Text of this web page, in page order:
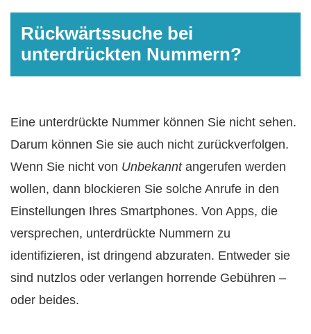
Rückwärtssuche bei
unterdrückten Nummern?
Eine unterdrückte Nummer können Sie nicht sehen.
Darum können Sie sie auch nicht zurückverfolgen.
Wenn Sie nicht von Unbekanntangerufen werden
wollen, dann blockieren Sie solche Anrufe in den
Einstellungen Ihres Smartphones. Von Apps, die
versprechen, unterdrückte Nummern zu
identifizieren, ist dringend abzuraten. Entweder sie
sind nutzlos oder verlangen horrende Gebühren –
oder beides.